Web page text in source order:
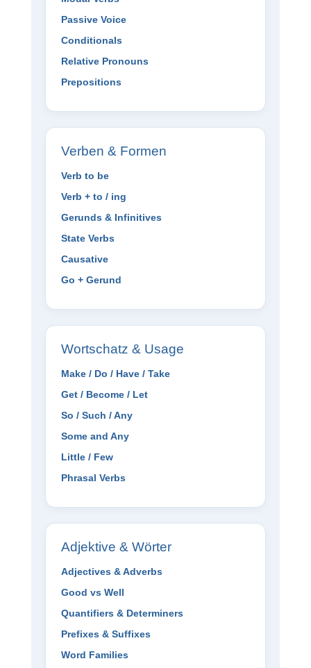
Passive Voice
Conditionals
Relative Pronouns
Prepositions
Verben & Formen
Verb to be
Verb + to / ing
Gerunds & Infinitives
State Verbs
Causative
Go + Gerund
Wortschatz & Usage
Make / Do / Have / Take
Get / Become / Let
So / Such / Any
Some and Any
Little / Few
Phrasal Verbs
Adjektive & Wörter
Adjectives & Adverbs
Good vs Well
Quantifiers & Determiners
Prefixes & Suffixes
Word Families